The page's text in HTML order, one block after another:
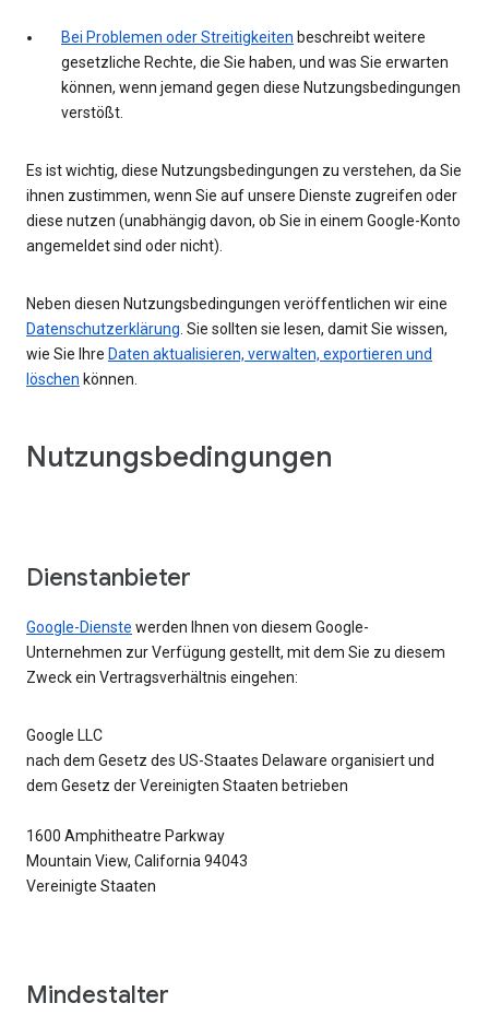
Bei Problemen oder Streitigkeiten beschreibt weitere
gesetzliche Rechte, die Sie haben, und was Sie erwarten
können, wenn jemand gegen diese Nutzungsbedingungen
verstößt.
Es ist wichtig, diese Nutzungsbedingungen zu verstehen, da Sie
ihnen zustimmen, wenn Sie auf unsere Dienste zugreifen oder
diese nutzen (unabhängig davon, ob Sie in einem Google-Konto
angemeldet sind oder nicht).
Neben diesen Nutzungsbedingungen veröffentlichen wir eine
Datenschutzerklärung . Sie sollten sie lesen, damit Sie wissen,
wie Sie Ihre Daten aktualisieren, verwalten, exportieren und
löschen können.
Nutzungsbedingungen
Dienstanbieter
Google-Dienste werden Ihnen von diesem Google-
Unternehmen zur Verfügung gestellt, mit dem Sie zu diesem
Zweck ein Vertragsverhältnis eingehen:
Google LLC
nach dem Gesetz des US-Staates Delaware organisiert und
dem Gesetz der Vereinigten Staaten betrieben
1600 Amphitheatre Parkway
Mountain View, California 94043
Vereinigte Staaten
Mindestalter